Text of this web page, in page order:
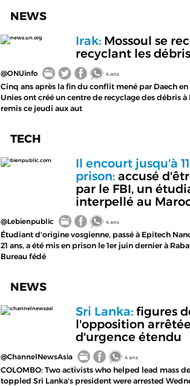
NEWS
news.un.org Irak:Mossoul se
recyclant les
@ONUinfo 4 ans
Cinq ans après la fin du conflit mené par Daech
Unies ont créé un centre de recyclage des débris à
remis ce jeudi aux aut
TECH
bienpublic.com
Il encourt jusqu'à
prison:accusé
par le FBI, un
interpellé au
@Lebienpublic 4 ans
Étudiant d'origine vosgienne, passé à Epitech
21 ans, a été mis en prison le 1er juin dernier à
Bureau fédé
NEWS
channelnewsasi Sri Lanka:figures
l'opposition
d'urgence étendu
@ChannelNewsAsia 4 ans
COLOMBO: Two activists who helped lead mass
toppled Sri Lanka's president were arrested